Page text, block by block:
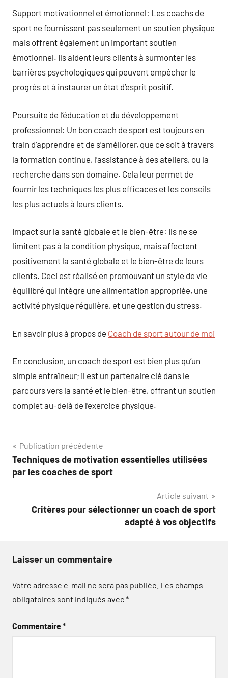
Support motivationnel et émotionnel: Les coachs de
sport ne fournissent pas seulement un soutien physique
mais offrent également un important soutien
émotionnel. Ils aident leurs clients à surmonter les
barrières psychologiques qui peuvent empêcher le
progrès et à instaurer un état d’esprit positif.
Poursuite de l’éducation et du développement
professionnel: Un bon coach de sport est toujours en
train d’apprendre et de s’améliorer, que ce soit à travers
la formation continue, l’assistance à des ateliers, ou la
recherche dans son domaine. Cela leur permet de
fournir les techniques les plus efficaces et les conseils
les plus actuels à leurs clients.
Impact sur la santé globale et le bien-être: Ils ne se
limitent pas à la condition physique, mais affectent
positivement la santé globale et le bien-être de leurs
clients. Ceci est réalisé en promouvant un style de vie
équilibré qui intègre une alimentation appropriée, une
activité physique régulière, et une gestion du stress.
En savoir plus à propos de Coach de sport autour de moi
En conclusion, un coach de sport est bien plus qu’un
simple entraîneur; il est un partenaire clé dans le
parcours vers la santé et le bien-être, offrant un soutien
complet au-delà de l’exercice physique.
Navigation
de
Publication précédente
Techniques de motivation essentielles utilisées
par les coaches de sport
Article suivant
Critères pour sélectionner un coach de sport
adapté à vos objectifs
Laisser un commentaire
Votre adresse e-mail ne sera pas publiée. Les champs
obligatoires sont indiqués avec*
Commentaire*